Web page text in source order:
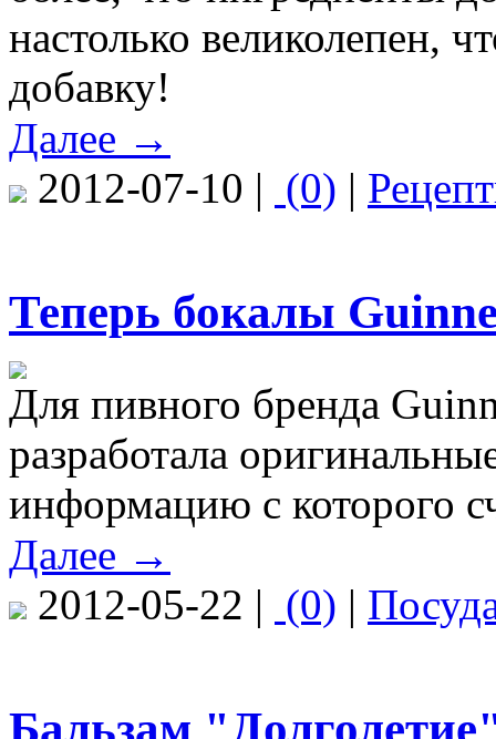
настолько великолепен,
добавку!
Далее →
2012-07-10 | (0) |
Теперь бокалы
Для пивного бренда
разработала
информацию с которого
Далее →
2012-05-22 | (0) |
Бальзам